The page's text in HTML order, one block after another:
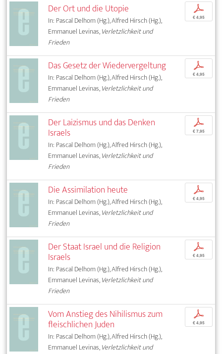
Der Ort und die Utopie
In: Pascal Delhom (Hg.), Alfred Hirsch (Hg.),
Emmanuel Levinas,Verletzlichkeit und
Frieden
p
€ 4,95
Das Gesetz der Wiedervergeltung
In: Pascal Delhom (Hg.), Alfred Hirsch (Hg.),
Emmanuel Levinas,Verletzlichkeit und
Frieden
p
€ 4,95
Der Laizismus und das Denken
Israels
In: Pascal Delhom (Hg.), Alfred Hirsch (Hg.),
Emmanuel Levinas,Verletzlichkeit und
Frieden
p
€ 7,95
Die Assimilation heute
In: Pascal Delhom (Hg.), Alfred Hirsch (Hg.),
Emmanuel Levinas,Verletzlichkeit und
Frieden
p
€ 4,95
Der Staat Israel und die Religion
Israels
In: Pascal Delhom (Hg.), Alfred Hirsch (Hg.),
Emmanuel Levinas,Verletzlichkeit und
Frieden
p
€ 4,95
Vom Anstieg des Nihilismus zum
fleischlichen Juden
In: Pascal Delhom (Hg.), Alfred Hirsch (Hg.),
Emmanuel Levinas,Verletzlichkeit und
p
€ 4,95